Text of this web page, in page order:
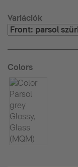
Variációk
Colors